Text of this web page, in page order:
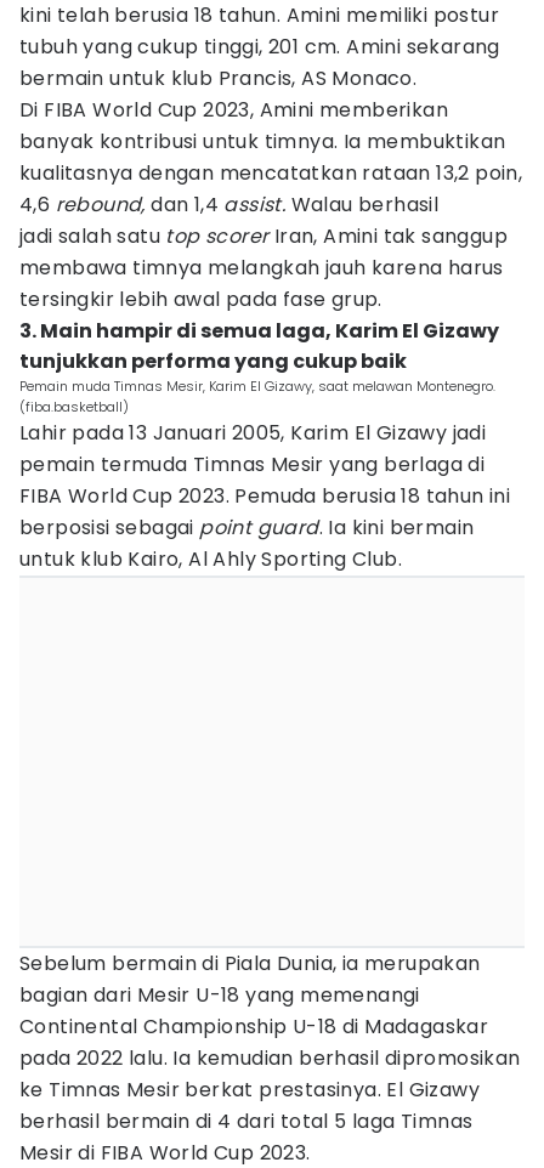
kini telah berusia 18 tahun. Amini memiliki postur
tubuh yang cukup tinggi, 201 cm. Amini sekarang
bermain untuk klub Prancis, AS Monaco.
Di FIBA World Cup 2023, Amini memberikan
banyak kontribusi untuk timnya. Ia membuktikan
kualitasnya dengan mencatatkan rataan 13,2 poin,
4,6 rebound,dan 1,4 assist. Walau berhasil
jadi salah satu top scorerIran, Amini tak sanggup
membawa timnya melangkah jauh karena harus
tersingkir lebih awal pada fase grup.
3. Main hampir di semua laga, Karim El Gizawy
tunjukkan performa yang cukup baik
Pemain muda Timnas Mesir, Karim El Gizawy, saat melawan Montenegro.
(fiba.basketball)
Lahir pada 13 Januari 2005, Karim El Gizawy jadi
pemain termuda Timnas Mesir yang berlaga di
FIBA World Cup 2023. Pemuda berusia 18 tahun ini
berposisi sebagai point guard. Ia kini bermain
untuk klub Kairo, Al Ahly Sporting Club.
Sebelum bermain di Piala Dunia, ia merupakan
bagian dari Mesir U-18 yang memenangi
Continental Championship U-18 di Madagaskar
pada 2022 lalu. Ia kemudian berhasil dipromosikan
ke Timnas Mesir berkat prestasinya. El Gizawy
berhasil bermain di 4 dari total 5 laga Timnas
Mesir di FIBA World Cup 2023.